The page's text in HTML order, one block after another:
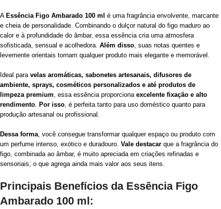
A Essência Figo Ambarado 100 ml é uma fragrância envolvente, marcante
e cheia de personalidade. Combinando o dulçor natural do figo maduro ao
calor e à profundidade do âmbar, essa essência cria uma atmosfera
sofisticada, sensual e acolhedora. Além disso, suas notas quentes e
levemente orientais tornam qualquer produto mais elegante e memorável.
Ideal para velas aromáticas, sabonetes artesanais, difusores de
ambiente, sprays, cosméticos personalizados e até produtos de
limpeza premium, essa essência proporciona excelente fixação e alto
rendimento. Por isso, é perfeita tanto para uso doméstico quanto para
produção artesanal ou profissional.
Dessa forma, você consegue transformar qualquer espaço ou produto com
um perfume intenso, exótico e duradouro. Vale destacar que a fragrância do
figo, combinada ao âmbar, é muito apreciada em criações refinadas e
sensoriais, o que agrega ainda mais valor aos seus itens.
Principais Benefícios da Essência Figo
Ambarado 100 ml: